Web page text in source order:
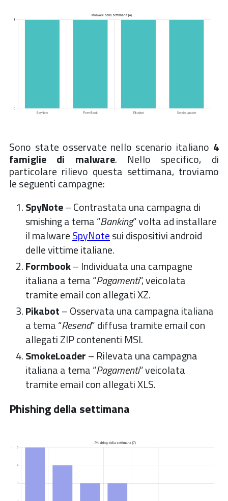
Sono state osservate nello scenario italiano 4
famiglie di malware. Nello specifico, di
particolare rilievo questa settimana, troviamo
le seguenti campagne:
SpyNote– Contrastata una campagna di
smishing a tema “Banking“ volta ad installare
il malwareSpyNotesui dispositivi android
delle vittime italiane.
Formbook– Individuata una campagne
italiana a tema “Pagamenti“, veicolata
tramite email con allegati XZ.
Pikabot– Osservata una campagna italiana
a tema “Resend” diffusa tramite email con
allegati ZIP contenenti MSI.
SmokeLoader– Rilevata una campagna
italiana a tema “Pagamenti“ veicolata
tramite email con allegati XLS.
Phishing della settimana